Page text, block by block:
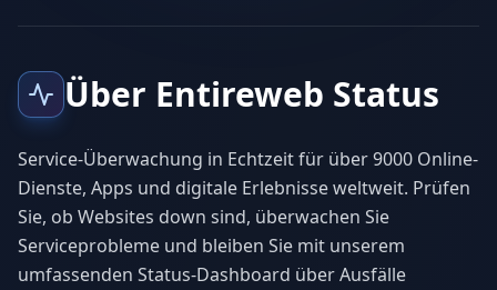
Über Entireweb Status
Service-Überwachung in Echtzeit für über 9000 Online-
Dienste, Apps und digitale Erlebnisse weltweit. Prüfen
Sie, ob Websites down sind, überwachen Sie
Serviceprobleme und bleiben Sie mit unserem
umfassenden Status-Dashboard über Ausfälle